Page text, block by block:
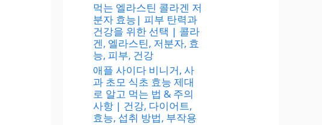
먹는 엘라스틴 콜라겐 저
분자 효능| 피부 탄력과
건강을 위한 선택 | 콜라
겐, 엘라스틴, 저분자, 효
능, 피부, 건강
애플 사이다 비니거, 사
과 초모 식초 효능 제대
로 알고 먹는 법 & 주의
사항 | 건강, 다이어트,
효능, 섭취 방법, 부작용